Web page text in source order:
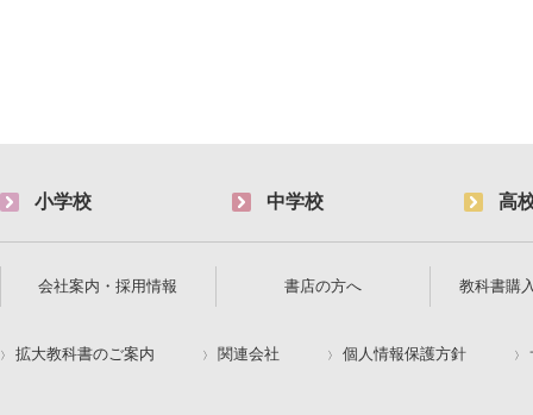
小学校 中学校 高
会社案内・採用情報 書店の方へ 教科書購
拡大教科書のご案内 関連会社 個人情報保護方針